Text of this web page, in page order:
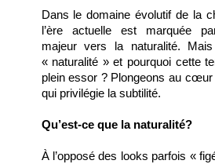
Dans le domaine évolutif de la
l’ère actuelle est marquée
majeur vers la naturalité. Mais
« naturalité » et pourquoi cette
plein essor ? Plongeons au cœur
qui privilégie la subtilité.
Qu’est-ce que la naturalité?
À l’opposé des looks parfois «